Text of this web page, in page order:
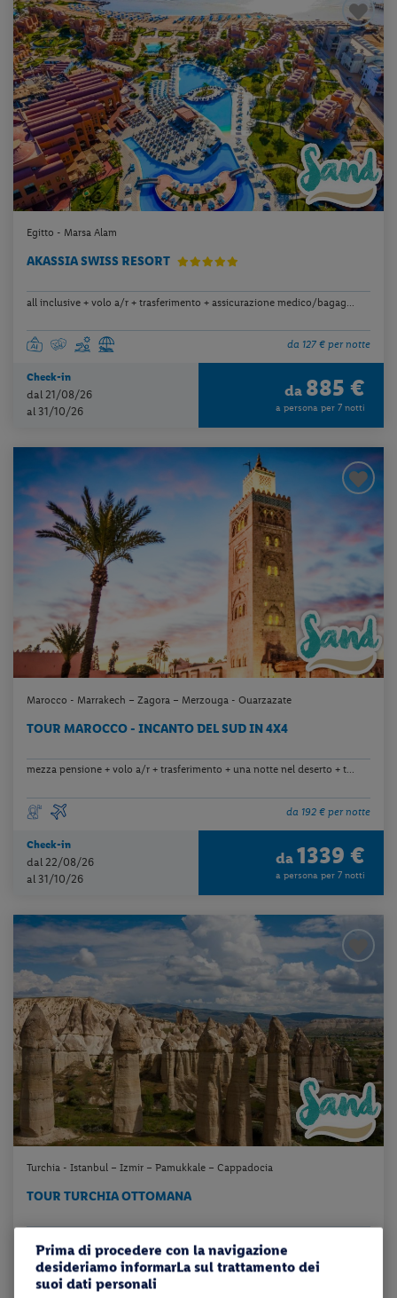
Egitto - Marsa Alam
AKASSIA SWISS RESORT
all inclusive + volo a/r + trasferimento + assicurazione medico/bagag...
da 127 € per notte
Check-in
dal 21/08/26
al 31/10/26
da 885 €
a persona per 7 notti
Marocco - Marrakech – Zagora – Merzouga - Ouarzazate
TOUR MAROCCO - INCANTO DEL SUD IN 4X4
mezza pensione + volo a/r + trasferimento + una notte nel deserto + t...
da 192 € per notte
Check-in
dal 22/08/26
al 31/10/26
da 1339 €
a persona per 7 notti
Turchia - Istanbul – Izmir – Pamukkale – Cappadocia
TOUR TURCHIA OTTOMANA
Prima di procedere con la navigazione
desideriamo informarLa sul trattamento dei
suoi dati personali